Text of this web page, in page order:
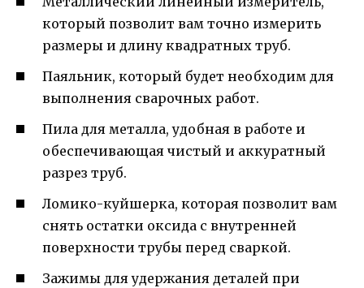
который позволит вам точно измерить
размеры и длину квадратных труб.
Паяльник, который будет необходим для
выполнения сварочных работ.
Пила для металла, удобная в работе и
обеспечивающая чистый и аккуратный
разрез труб.
Ломико-куйшерка, которая позволит вам
снять остатки оксида с внутренней
поверхности трубы перед сваркой.
Зажимы для удержания деталей при